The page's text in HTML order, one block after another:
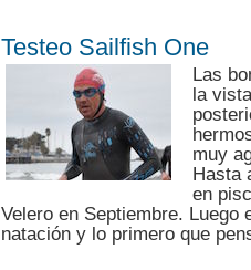
Testeo Sailfish One
Las
la
muy
Hasta
en
Velero en Septiembre. Luego
natación y lo primero que